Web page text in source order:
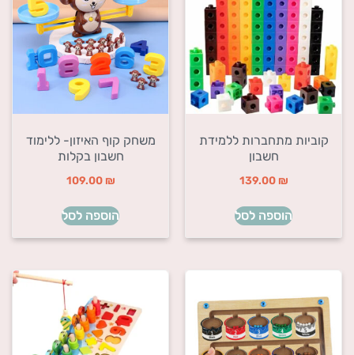
קוביות מתחברות ללמידת
חשבון
139.00 ₪
הוספה לסל
משחק קוף האיזון- ללימוד
חשבון בקלות
109.00 ₪
הוספה לסל